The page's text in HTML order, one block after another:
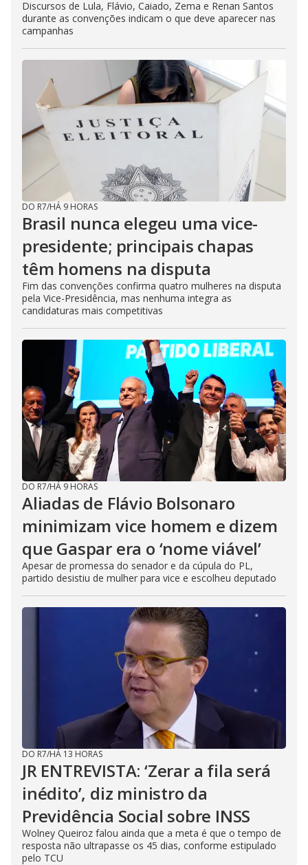
Discursos de Lula, Flávio, Caiado, Zema e Renan Santos
durante as convenções indicam o que deve aparecer nas
campanhas
DO R7/HÁ 9 HORAS
Brasil nunca elegeu uma vice-
presidente; principais chapas
têm homens na disputa
Fim das convenções confirma quatro mulheres na disputa
pela Vice-Presidência, mas nenhuma integra as
candidaturas mais competitivas
DO R7/HÁ 9 HORAS
Aliadas de Flávio Bolsonaro
minimizam vice homem e dizem
que Gaspar era o ‘nome viável’
Apesar de promessa do senador e da cúpula do PL,
partido desistiu de mulher para vice e escolheu deputado
DO R7/HÁ 13 HORAS
JR ENTREVISTA: ‘Zerar a fila será
inédito’, diz ministro da
Previdência Social sobre INSS
Wolney Queiroz falou ainda que a meta é que o tempo de
resposta não ultrapasse os 45 dias, conforme estipulado
pelo TCU